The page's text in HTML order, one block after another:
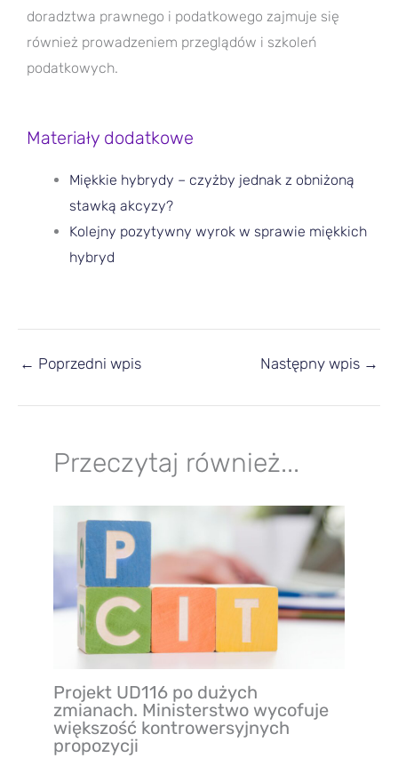
doradztwa prawnego i podatkowego zajmuje się
również prowadzeniem przeglądów i szkoleń
podatkowych.
Materiały dodatkowe
Miękkie hybrydy – czyżby jednak z obniżoną
stawką akcyzy?
Kolejny pozytywny wyrok w sprawie miękkich
hybryd
← Poprzedni wpis Następny wpis →
Przeczytaj również...
Projekt UD116 po dużych
zmianach. Ministerstwo wycofuje
większość kontrowersyjnych
propozycji